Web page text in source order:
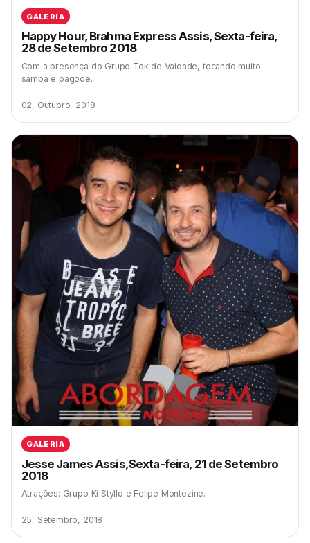
GALERIA
Happy Hour, Brahma Express Assis, Sexta-feira,
28 de Setembro 2018
Com a presença do Grupo Tok de Vaidade, tocando muito
samba e pagode.
02, Outubro, 2018
GALERIA
Jesse James Assis,Sexta-feira, 21 de Setembro
2018
Atrações: Grupo Ki Styllo e Felipe Montezine.
25, Setembro, 2018